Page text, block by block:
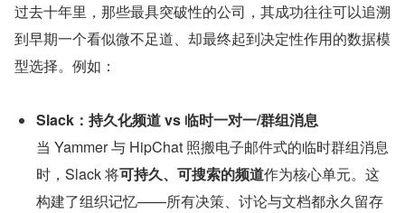
过去十年里，那些最具突破性的公司，其成功往往可以追溯
到早期一个看似微不足道、却最终起到决定性作用的数据模
型选择。例如：
Slack：持久化频道 vs 临时一对一/群组消息
当 Yammer 与 HipChat 照搬电子邮件式的临时群组消息
时，Slack 将可持久、可搜索的频道作为核心单元。这
构建了组织记忆——所有决策、讨论与文档都永久留存